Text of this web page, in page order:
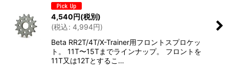
4,540円(税別)
(税込: 4,994円)
Beta RR2T/4T/X-Trainer用フロントスプロケッ
ト。 11T〜15Tまでラインナップ。 フロントを
11T又は12Tとするこ…